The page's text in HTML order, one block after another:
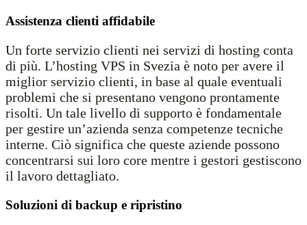
Assistenza clienti affidabile
Un forte servizio clienti nei servizi di hosting conta
di più. L’hosting VPS in Svezia è noto per avere il
miglior servizio clienti, in base al quale eventuali
problemi che si presentano vengono prontamente
risolti. Un tale livello di supporto è fondamentale
per gestire un’azienda senza competenze tecniche
interne. Ciò significa che queste aziende possono
concentrarsi sui loro core mentre i gestori gestiscono
il lavoro dettagliato.
Soluzioni di backup e ripristino